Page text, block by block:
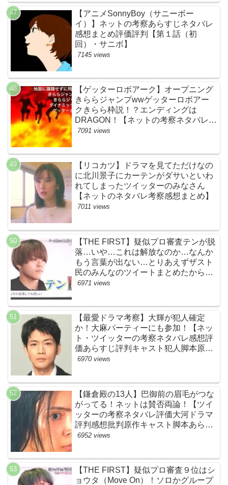
【アニメSonnyBoy（サニーボー
イ）】ネットの考察あらすじネタバレ
感想まとめ評価評判【第１話（初
回）・サニボ】
7145 views
【ゲッターロボアーク】オープニング
きららジャンプwwゲッターロボアー
クきらら枠説！？エンディングは
DRAGON！【ネットの考察ネタバレ感
想まとめ・第１話】
7091 views
【リコカツ】ドラマを見てただけなの
に北川景子にカーテンがダサいといわ
れてしまったツイッターのみなさん
【ネットのネタバレ考察感想まとめ】
7011 views
【THE FIRST】疑似プロ審査テンが脱
落…いや…これは解放なのか…なんか
もう言葉が出ない…とりあえずザスト
民のみんなのツイートまとめたから見
て…【ザファースト・ネットのネタバ
6971 views
【最愛ドラマ考察】大輝が犯人確定
か！大麻パーティーにも参加！【ネッ
ト・ツイッターの考察ネタバレ感想評
価あらすじ評判キャスト犯人脚本原作
黒幕伏線まとめ・大ちゃん・梨央・加
6970 views
【鎌倉殿の13人】巴御前の眉毛がつな
がってる！ネットは賛否両論！【ツイ
ッターの考察ネタバレ評価大河ドラマ
評判感想批判原作キャスト脚本あらす
じ伏線まとめ犯人黒幕・秋元才加】
6952 views
【THE FIRST】疑似プロ審査９位はシ
ョウタ（Move On）！ソロかグループ